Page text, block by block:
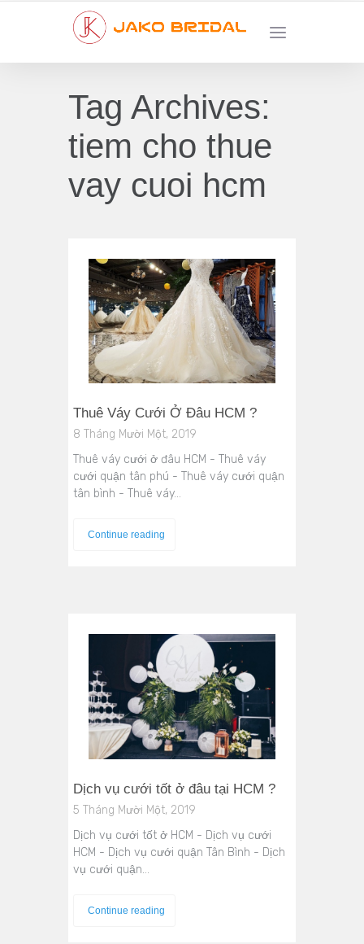
Tag Archives:
tiem cho thue
vay cuoi hcm
Thuê Váy Cưới Ở Đâu HCM ?
8 Tháng Mười Một, 2019
Thuê váy cưới ở đâu HCM - Thuê váy
cưới quận tân phú - Thuê váy cưới quận
tân bình - Thuê váy…
Continue reading
Dịch vụ cưới tốt ở đâu tại HCM ?
5 Tháng Mười Một, 2019
Dịch vụ cưới tốt ở HCM - Dịch vụ cưới
HCM - Dịch vụ cưới quận Tân Bình - Dịch
vụ cưới quận…
Continue reading